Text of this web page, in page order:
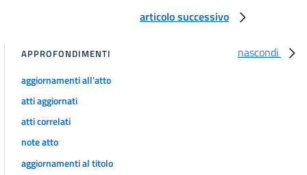
CONTRATTI DI APPALTO PER LAVORI SERVIZI E FORNITURE
35
36
articolo successivo
nascondi
APPROFONDIMENTI
aggiornamenti all'atto
atti aggiornati
atti correlati
note atto
aggiornamenti al titolo